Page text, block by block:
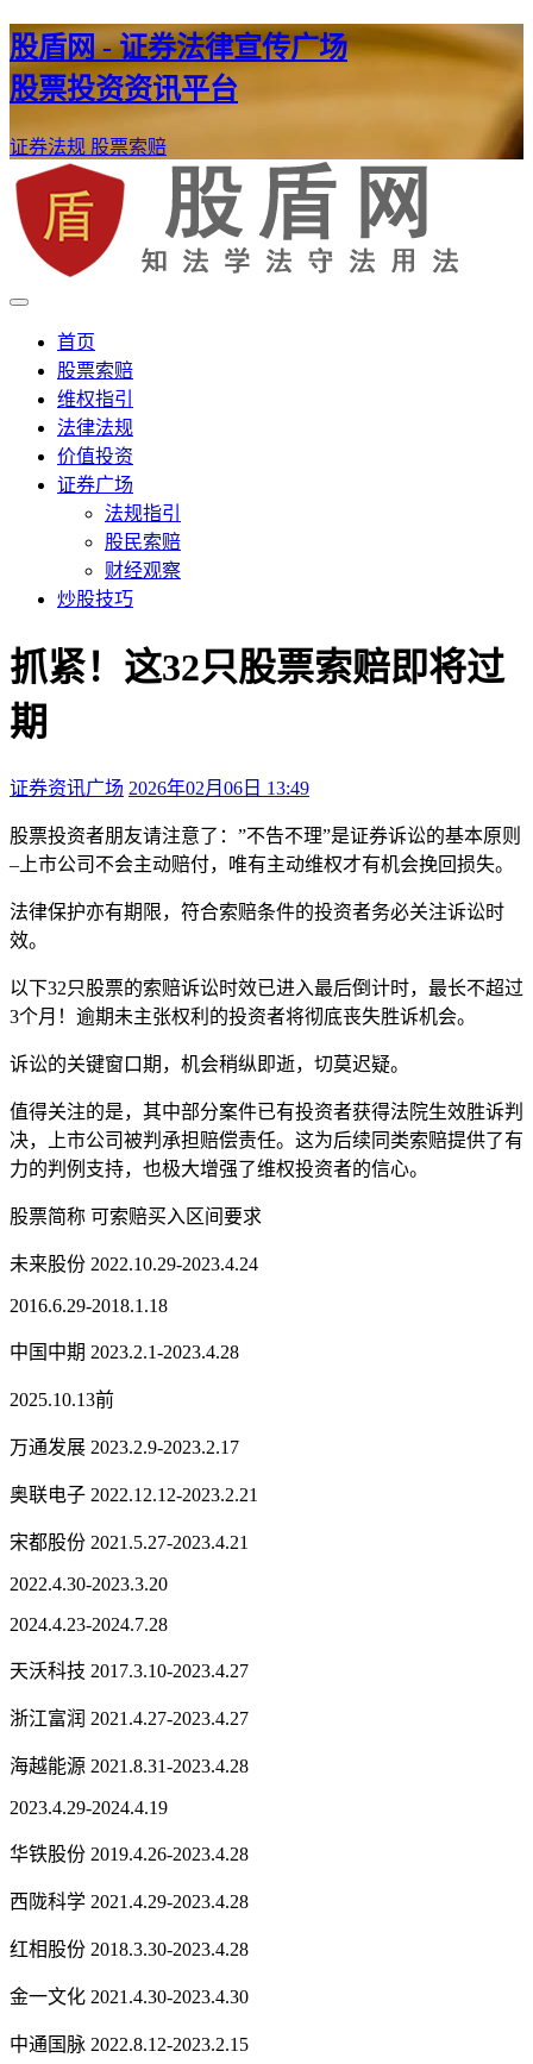
股盾网 - 证券法律宣传广场
股票投资资讯平台
证券法规 股票索赔
股盾网
证券股票维权网
首页
股票索赔
维权指引
法律法规
价值投资
证券广场
法规指引
股民索赔
财经观察
炒股技巧
抓紧！这32只股票索赔即将过
期
证券资讯广场 2026年02月06日 13:49
股票投资者朋友请注意了：”不告不理”是证券诉讼的基本原则
–上市公司不会主动赔付，唯有主动维权才有机会挽回损失。
法律保护亦有期限，符合索赔条件的投资者务必关注诉讼时
效。
以下32只股票的索赔诉讼时效已进入最后倒计时，最长不超过
3个月！逾期未主张权利的投资者将彻底丧失胜诉机会。
诉讼的关键窗口期，机会稍纵即逝，切莫迟疑。
值得关注的是，其中部分案件已有投资者获得法院生效胜诉判
决，上市公司被判承担赔偿责任。这为后续同类索赔提供了有
力的判例支持，也极大增强了维权投资者的信心。
股票简称 可索赔买入区间要求
未来股份 2022.10.29-2023.4.24
2016.6.29-2018.1.18
中国中期 2023.2.1-2023.4.28
2025.10.13前
万通发展 2023.2.9-2023.2.17
奥联电子 2022.12.12-2023.2.21
宋都股份 2021.5.27-2023.4.21
2022.4.30-2023.3.20
2024.4.23-2024.7.28
天沃科技 2017.3.10-2023.4.27
浙江富润 2021.4.27-2023.4.27
海越能源 2021.8.31-2023.4.28
2023.4.29-2024.4.19
华铁股份 2019.4.26-2023.4.28
西陇科学 2021.4.29-2023.4.28
红相股份 2018.3.30-2023.4.28
金一文化 2021.4.30-2023.4.30
中通国脉 2022.8.12-2023.2.15